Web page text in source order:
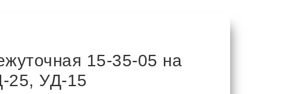
15-35-05 на
25, УД-15